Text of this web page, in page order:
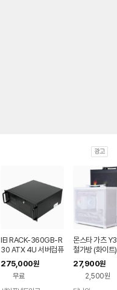
광고
IEI RACK-360GB-R
30 ATX 4U 서버컴퓨
터 ATX 케이스
275,000원
무료
몬스타 가츠
철가방 (화이트)
27,900원
2,500원